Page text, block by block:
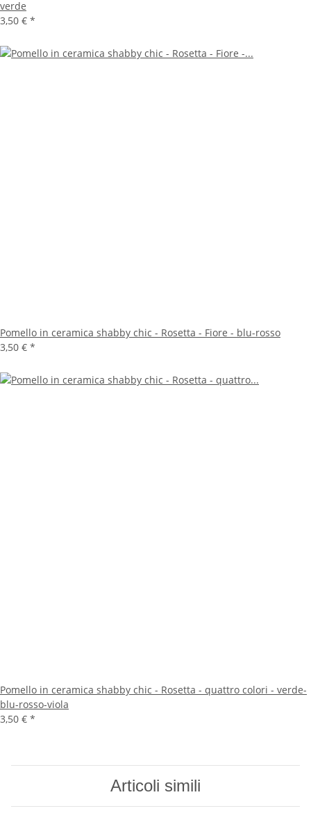
verde
3,50 € *
Pomello in ceramica shabby chic - Rosetta - Fiore - blu-rosso
3,50 € *
Pomello in ceramica shabby chic - Rosetta - quattro colori - verde-
blu-rosso-viola
3,50 € *
Articoli simili